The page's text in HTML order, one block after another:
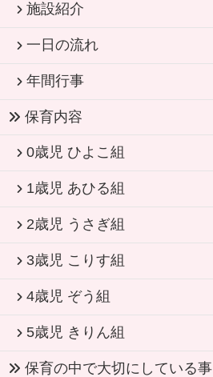
施設紹介
一日の流れ
年間行事
保育内容
0歳児 ひよこ組
1歳児 あひる組
2歳児 うさぎ組
3歳児 こりす組
4歳児 ぞう組
5歳児 きりん組
保育の中で大切にしている事